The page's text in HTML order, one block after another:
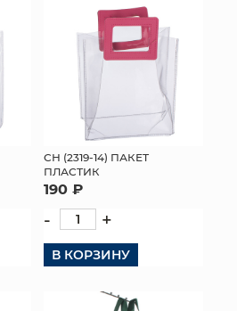
СН (2319-14) ПАКЕТ
ПЛАСТИК
190 ₽
- +
В КОРЗИНУ